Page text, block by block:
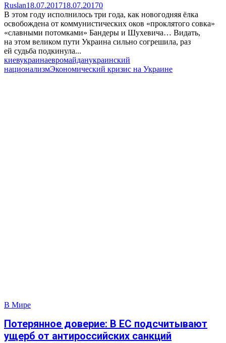
Ruslan18.07.201718.07.20170
В этом году исполнилось три года, как новогодняя ёлка
освобождена от коммунистических оков «проклятого совка»
«славными потомками» Бандеры и Шухевича… Видать,
на этом великом пути Украина сильно согрешила, раз
ей судьба подкинула...
киевукраинаевромайданукраинский
национализмЭкономический кризис на Украине
В Мире
Потерянное доверие: В ЕС подсчитывают
ущерб от антироссийских санкций